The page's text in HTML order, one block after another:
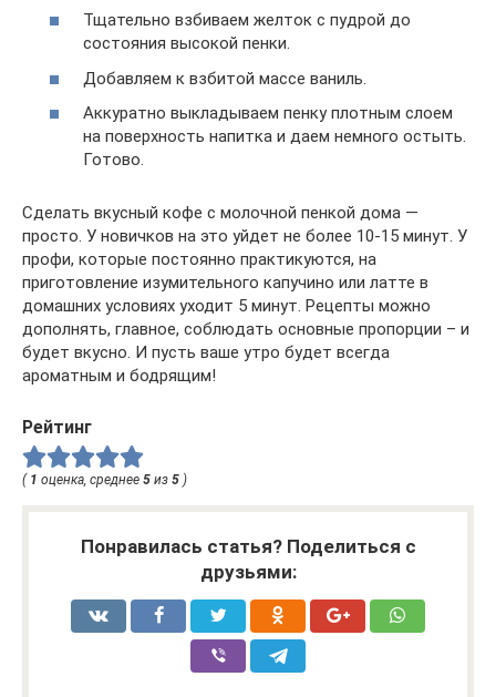
Тщательно взбиваем желток с пудрой до
состояния высокой пенки.
Добавляем к взбитой массе ваниль.
Аккуратно выкладываем пенку плотным слоем
на поверхность напитка и даем немного остыть.
Готово.
Сделать вкусный кофе с молочной пенкой дома —
просто. У новичков на это уйдет не более 10-15 минут. У
профи, которые постоянно практикуются, на
приготовление изумительного капучино или латте в
домашних условиях уходит 5 минут. Рецепты можно
дополнять, главное, соблюдать основные пропорции – и
будет вкусно. И пусть ваше утро будет всегда
ароматным и бодрящим!
Рейтинг
( 1 оценка, среднее 5 из 5 )
Понравилась статья? Поделиться с
друзьями: